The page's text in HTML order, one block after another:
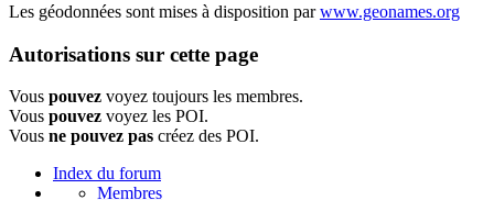
Les géodonnées sont mises à disposition parwww.geonames.org
Autorisations sur cette page
Vous pouvez voyez toujours les membres.
Vous pouvez voyez les POI.
Vous ne pouvez pas créez des POI.
Index du forum
Membres